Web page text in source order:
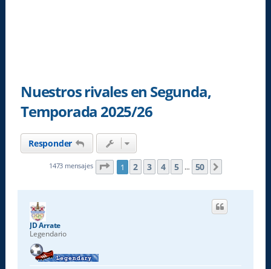
Nuestros rivales en Segunda,
Temporada 2025/26
Responder
1473 mensajes Página de 50
1 2 3 4 5 … 50
JD Arrate
Legendario